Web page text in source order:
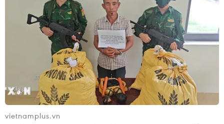
Liên hợp quốc: Xung đột Ukraine trải
qua tháng đẫm máu nhất
05/08/2026 23:47
Đức điều tra vụ UAV gắn thuốc nổ
xuất hiện tại sân bay
05/08/2026 23:43
vietnamplus.vn